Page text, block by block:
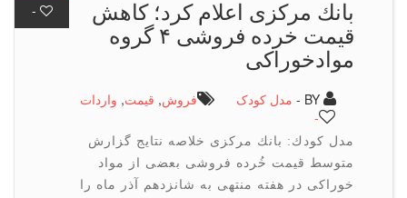
بانك مركزی اعلام كرد؛ كاهش
قیمت خرده فروشی ۴ گروه
موادخوراكی
مدل کودک فروش,قیمت,واردات
مدل كودك: بانك مركزی خلاصه نتایج گزارش
متوسط قیمت خُرده فروشی بعضی از مواد
خوراكی در هفته منتهی به شانزدهم آذر ماه را